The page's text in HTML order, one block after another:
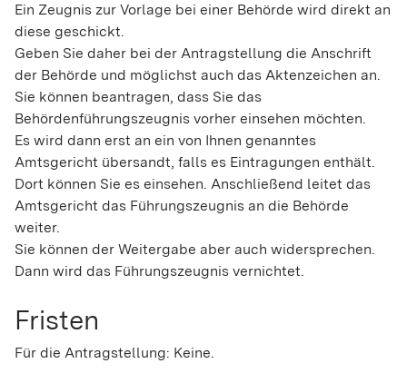
Ein Zeugnis zur Vorlage bei einer Behörde wird direkt an
diese geschickt.
Geben Sie daher bei der Antragstellung die Anschrift
der Behörde und möglichst auch das Aktenzeichen an.
Sie können beantragen, dass Sie das
Behördenführungszeugnis vorher einsehen möchten.
Es wird dann erst an ein von Ihnen genanntes
Amtsgericht übersandt, falls es Eintragungen enthält.
Dort können Sie es einsehen. Anschließend leitet das
Amtsgericht das Führungszeugnis an die Behörde
weiter.
Sie können der Weitergabe aber auch widersprechen.
Dann wird das Führungszeugnis vernichtet.
Fristen
Für die Antragstellung: Keine.